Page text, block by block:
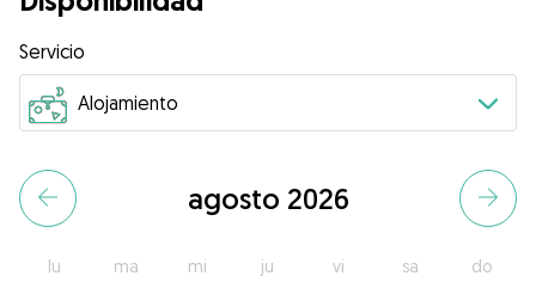
Servicio
agosto 2026
lu ma mi ju vi sa do